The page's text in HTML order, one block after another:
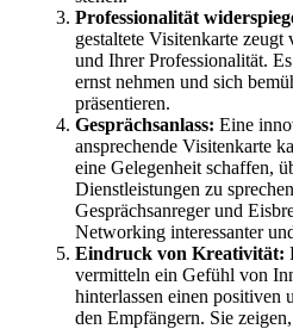
Professionalität
gestaltete Visitenkarte
und Ihrer Professionalität.
ernst nehmen und sich
präsentieren.
Gesprächsanlass: Eine
ansprechende Visitenkarte
eine Gelegenheit schaffen,
Dienstleistungen zu
Gesprächsanreger und
Networking interessanter
Eindruck von Kreativität:
vermitteln ein Gefühl von
hinterlassen einen positiven
den Empfängern. Sie